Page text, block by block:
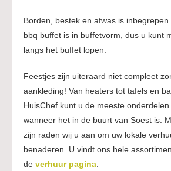
Borden, bestek en afwas is
bbq buffet is in buffetvorm, dus u kunt
langs het buffet lopen.
Feestjes zijn uiteraard niet compleet
aankleding! Van heaters tot tafels en
HuisChef kunt u de meeste onderdelen
wanneer het in de buurt van Soest is.
zijn raden wij u aan om uw lokale
benaderen. U vindt ons hele
de verhuur pagina